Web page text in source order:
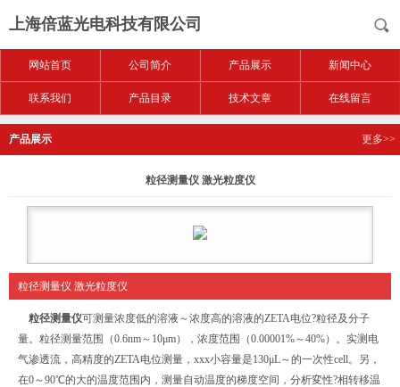
上海倍蓝光电科技有限公司
网站首页 公司简介 产品展示 新闻中心
联系我们 产品目录 技术文章 在线留言
产品展示 更多>>
粒径测量仪 激光粒度仪
粒径测量仪 激光粒度仪
粒径测量仪可测量浓度低的溶液～浓度高的溶液的ZETA电位?粒径及分子
量。粒径测量范围（0.6nm～10μm），浓度范围（0.00001%～40%）。实测电
气渗透流，高精度的ZETA电位测量，xxx小容量是130μL～的一次性cell。另，
在0～90℃的大的温度范围内，测量自动温度的梯度空间，分析変性?相转移温